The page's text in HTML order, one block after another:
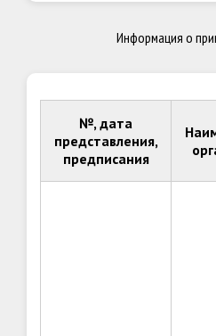
Информация о
№, дата
представления,
предписания